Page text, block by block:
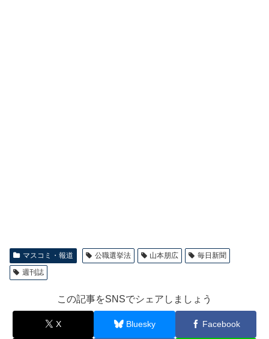
マスコミ・報道 公職選挙法 山本朋広
毎日新聞
週刊誌
この記事をSNSでシェアしましょう
X Bluesky Facebook